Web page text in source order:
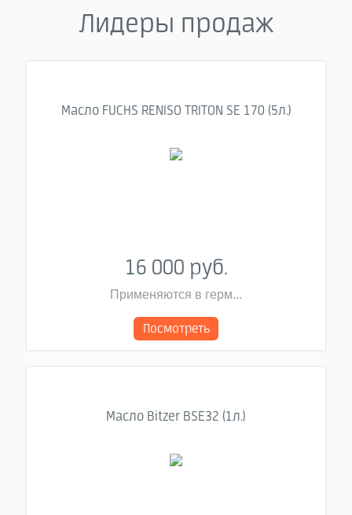
Лидеры продаж
Масло FUCHS RENISO TRITON SE 170 (5л.)
16 000 руб.
Применяются в герм...
Посмотреть
Масло Bitzer BSE32 (1л.)